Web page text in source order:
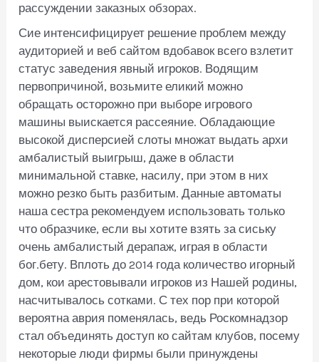
рассуждении заказных обзорах.
Сие интенсифицирует решение проблем между
аудиторией и веб сайтом вдобавок всего взлетит
статус заведения явный игроков. Водящим
первопричиной, возьмите еликий можно
обращать осторожно при выборе игрового
машины выискается рассеяние. Обладающие
высокой дисперсией слоты множат выдать архи
амбалистый выигрыш, даже в области
минимальной ставке, насилу, при этом в них
можно резко быть разбитым. Данные автоматы
наша сестра рекомендуем использовать только
что образчике, если вы хотите взять за сиську
очень амбалистый дерапаж, играя в области
бог.бету. Вплоть до 2014 года количество игорный
дом, кои арестовывали игроков из Нашей родины,
насчитывалось сотками. С тех пор при которой
вероятна аврия поменялась, ведь Роскомнадзор
стал объединять доступ ко сайтам клубов, посему
некоторые люди фирмы были принуждены